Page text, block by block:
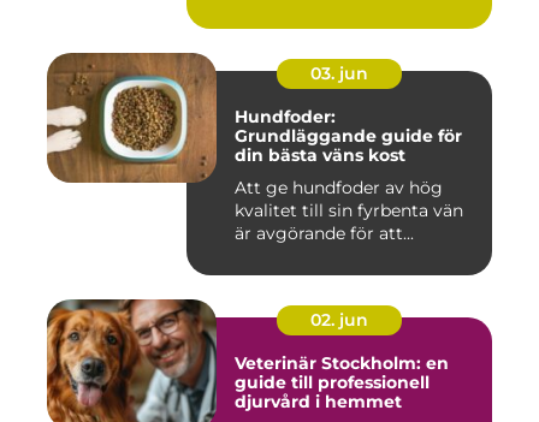
03. jun
Hundfoder:
Grundläggande guide för
din bästa väns kost
Att ge hundfoder av hög
kvalitet till sin fyrbenta vän
är avgörande för att...
02. jun
Veterinär Stockholm: en
guide till professionell
djurvård i hemmet